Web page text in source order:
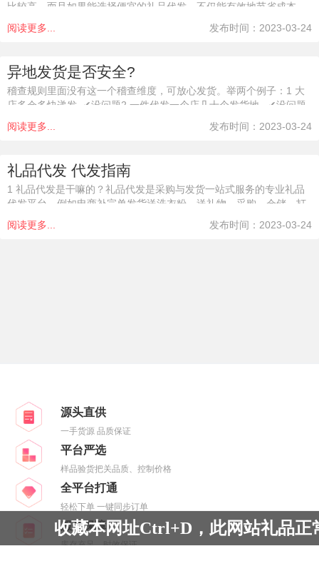
比较高。而且如果能选择便宜的礼品代发，不仅能有效地节省成本，
还能为自己节省很多时间，有更多的时间打理店铺，也能保证店铺更
好的发展。物流是重要环节，靠谱的礼品代发
阅读更多... 发布时间：2023-03-24
异地发货是否安全?
稽查规则里面没有这一个稽查维度，可放心发货。举两个例子：1 大
店多仓多快递发 ✔没问题2 一件代发一个店几十个发货地 ✔没问题
如果您还有疑虑，请
阅读更多... 发布时间：2023-03-24
礼品代发 代发指南
1 礼品代发是干嘛的？礼品代发是采购与发货一站式服务的专业礼品
代发平台，例如电商补完单发货送洗衣粉，送礼物，采购、仓储、打
包、发货这些环节我们都可以帮您完成。而且成本非常低，包邮四通
一达快递全国（不包括新疆西藏
阅读更多... 发布时间：2023-03-24
源头直供
一手货源 品质保证
平台严选
样品验货把关品质、控制价格
全平台打通
轻松下单 一键同步订单
服务保障
库存充足、时效保证
收藏本网址Ctrl+D，此网站礼品正